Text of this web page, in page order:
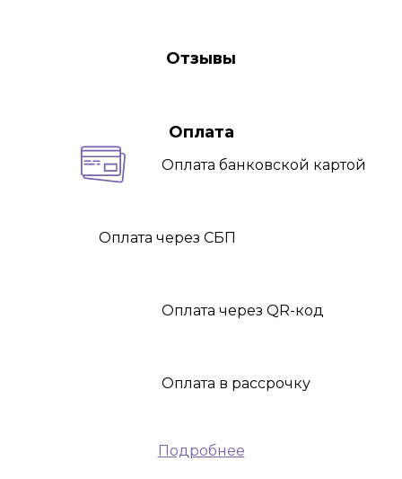
Отзывы
Оплата
Оплата банковской картой
Оплата через СБП
Оплата через QR-код
Оплата в рассрочку
Подробнее